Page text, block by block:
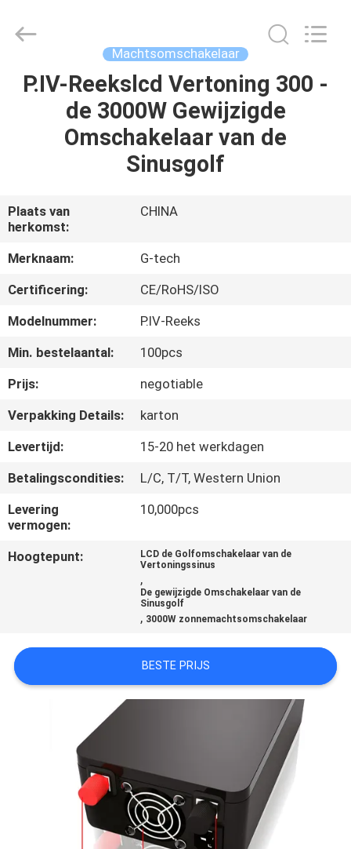
THUIS
PRODUCTEN
ONS
FABRIEKSTOCHT
KWALITEITSCONTROLE
NEEM
CONTACT
MET
ONS
OP
NIEUWS
VRAAG
SITEMAP
PRIVACYBELEID
POWER
GROUP.
Reserved.
Machtsomschakelaar
P.IV-Reekslcd Vertoning 300 -
de 3000W Gewijzigde
Omschakelaar van de
Sinusgolf
Plaats van
herkomst:
CHINA
Merknaam:
G-tech
Certificering:
CE/RoHS/ISO
Modelnummer:
P.IV-Reeks
Min. bestelaantal:
100pcs
Prijs:
negotiable
Verpakking Details:
karton
Levertijd:
15-20 het werkdagen
Betalingscondities:
L/C, T/T, Western Union
Levering
vermogen:
10,000pcs
Hoogtepunt:
LCD de Golfomschakelaar van de
Vertoningssinus
,
De gewijzigde Omschakelaar van de
Sinusgolf
, 3000W zonnemachtsomschakelaar
BESTE PRIJS